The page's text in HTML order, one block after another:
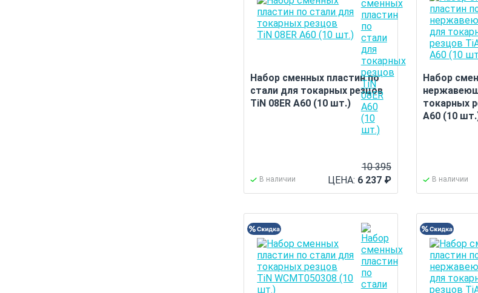
Набор сменных пластин по
стали для токарных резцов
TiN 08ER A60 (10 шт.)
В наличии ЦЕНА: 6 237 ₽
10 395
Набор
токарных
A60 (10
В наличии